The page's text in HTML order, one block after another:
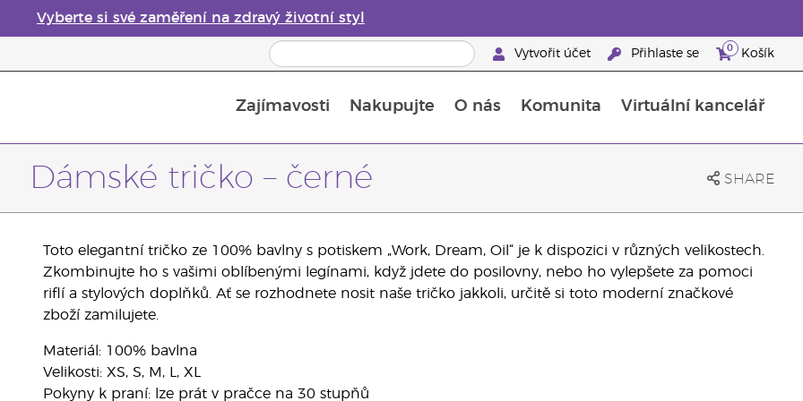
Vyberte si své zaměření na zdravý životní styl
Vytvořit účet Přihlaste se 0 Košík
Zajímavosti Nakupujte O nás Komunita Virtuální kancelář
Dámské tričko – černé SHARE
Toto elegantní tričko ze 100% bavlny s potiskem „Work, Dream, Oil“ je k dispozici v různých velikostech.
Zkombinujte ho s vašimi oblíbenými legínami, když jdete do posilovny, nebo ho vylepšete za pomoci
riflí a stylových doplňků. Ať se rozhodnete nosit naše tričko jakkoli, určitě si toto moderní značkové
zboží zamilujete.
Materiál: 100% bavlna
Velikosti: XS, S, M, L, XL
Pokyny k praní: lze prát v pračce na 30 stupňů